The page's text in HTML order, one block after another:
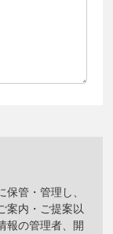
管・管理し、
案内・ご提案以
報の管理者、開